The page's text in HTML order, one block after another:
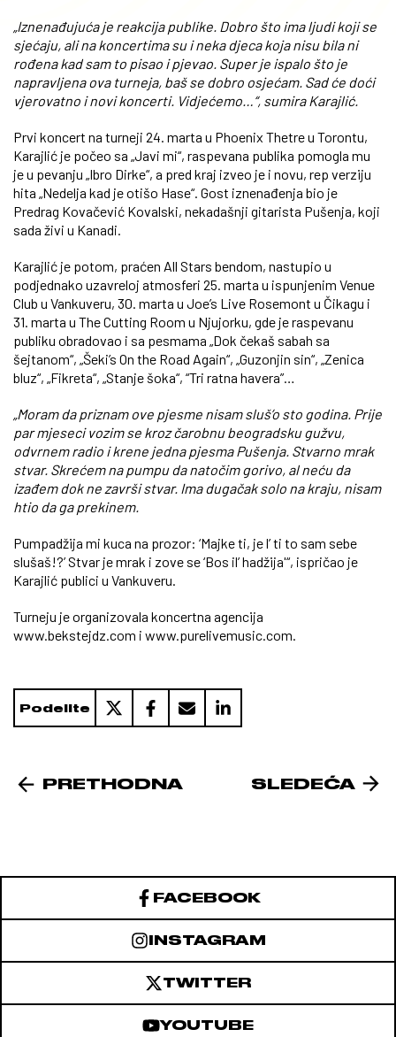
„Iznenađujuća je reakcija publike. Dobro što ima ljudi koji se
sjećaju, ali na koncertima su i neka djeca koja nisu bila ni
rođena kad sam to pisao i pjevao. Super je ispalo što je
napravljena ova turneja, baš se dobro osjećam. Sad će doći
vjerovatno i novi koncerti. Vidjećemo…“, sumira Karajlić.
Prvi koncert na turneji 24. marta u Phoenix Thetre u Torontu,
Karajlić je počeo sa „Javi mi“, raspevana publika pomogla mu
je u pevanju „Ibro Dirke“, a pred kraj izveo je i novu, rep verziju
hita „Nedelja kad je otišo Hase“. Gost iznenađenja bio je
Predrag Kovačević Kovalski, nekadašnji gitarista Pušenja, koji
sada živi u Kanadi.
Karajlić je potom, praćen All Stars bendom, nastupio u
podjednako uzavreloj atmosferi 25. marta u ispunjenim Venue
Club u Vankuveru, 30. marta u Joe’s Live Rosemont u Čikagu i
31. marta u The Cutting Room u Njujorku, gde je raspevanu
publiku obradovao i sa pesmama „Dok čekaš sabah sa
šejtanom“, „Šeki’s On the Road Again“, „Guzonjin sin“, „Zenica
bluz“, „Fikreta“, „Stanje šoka“, “Tri ratna havera”…
„Moram da priznam ove pjesme nisam sluš’o sto godina. Prije
par mjeseci vozim se kroz čarobnu beogradsku gužvu,
odvrnem radio i krene jedna pjesma Pušenja. Stvarno mrak
stvar. Skrećem na pumpu da natočim gorivo, al neću da
izađem dok ne završi stvar. Ima dugačak solo na kraju, nisam
htio da ga prekinem.
Pumpadžija mi kuca na prozor: ‘Majke ti, je l’ ti to sam sebe
slušaš!?’ Stvar je mrak i zove se ‘Bos il’ hadžija'“, ispričao je
Karajlić publici u Vankuveru.
Turneju je organizovala koncertna agencija
www.bekstejdz.com i www.purelivemusic.com.
Podelite
PRETHODNA SLEDEĆA
FACEBOOK
INSTAGRAM
TWITTER
YOUTUBE